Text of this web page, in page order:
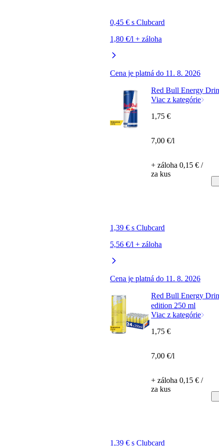
0,45 € s Clubcard
1,80 €/l + záloha
Cena je platná do 11. 8. 2026
Red Bull Energy
Viac z kategórie
1,39 € s Clubcard
5,56 €/l + záloha
Cena je platná do 11. 8. 2026
1,75 €
7,00 €/l
+ záloha 0,15 € /
za kus
Red Bull Energy
edition 250 ml
Viac z kategórie
1,39 € s Clubcard
1,75 €
7,00 €/l
+ záloha 0,15 € /
za kus